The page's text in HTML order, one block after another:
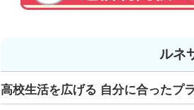
ルネ
高校生活を広げる 自分に合ったプ